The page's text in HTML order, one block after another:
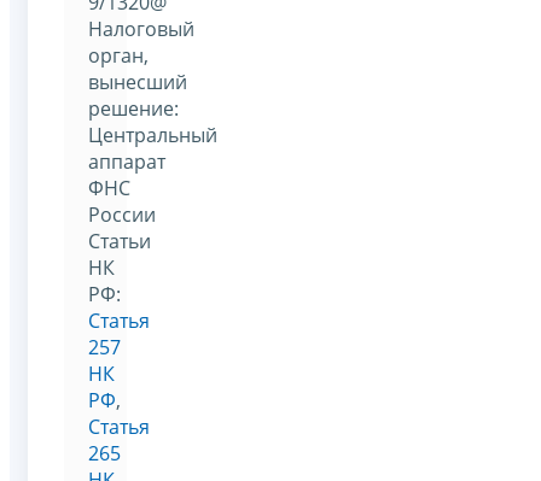
Налоговый
орган,
вынесший
решение:
Центральный
аппарат
ФНС
России
Статьи
НК
РФ:
Статья
257
НК
РФ,
Статья
265